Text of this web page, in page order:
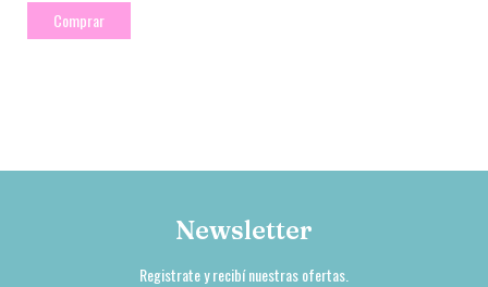
Comprar
Newsletter
Registrate y recibí nuestras ofertas.